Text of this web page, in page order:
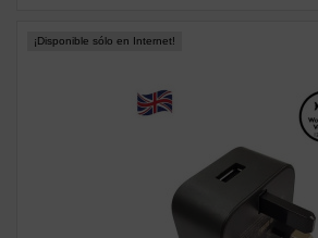
¡Disponible sólo en Internet!